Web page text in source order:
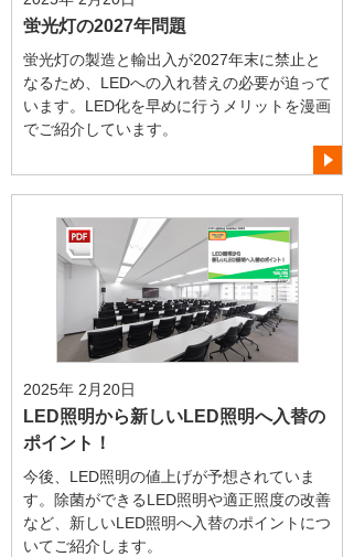
蛍光灯の2027年問題
蛍光灯の製造と輸出入が2027年末に禁止と
なるため、LEDへの入れ替えの必要が迫って
います。LED化を早めに行うメリットを漫画
でご紹介しています。
2025年 2月20日
LED照明から新しいLED照明へ入替の
ポイント！
今後、LED照明の値上げが予想されていま
す。除菌ができるLED照明や適正照度の改善
など、新しいLED照明へ入替のポイントにつ
いてご紹介します。